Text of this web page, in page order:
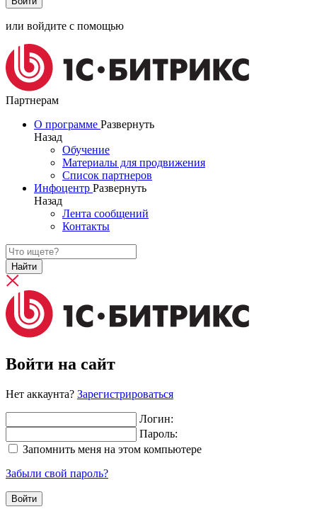
или войдите с помощью
Партнерам
О программе Развернуть
Назад
Обучение
Материалы для продвижения
Список партнеров
Инфоцентр Развернуть
Назад
Лента сообщений
Контакты
Найти
Войти на сайт
Нет аккаунта? Зарегистрироваться
Логин:
Пароль:
Запомнить меня на этом компьютере
Забыли свой пароль?